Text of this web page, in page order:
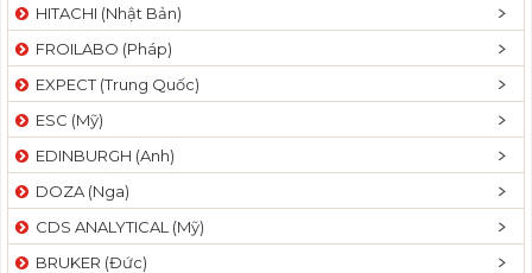
HITACHI (Nhật Bản)
FROILABO (Pháp)
EXPECT (Trung Quốc)
ESC (Mỹ)
EDINBURGH (Anh)
DOZA (Nga)
CDS ANALYTICAL (Mỹ)
BRUKER (Đức)